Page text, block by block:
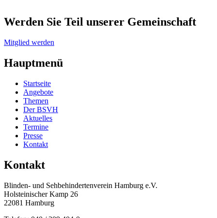
Werden Sie Teil unserer Gemeinschaft
Mitglied werden
Hauptmenü
Startseite
Angebote
Themen
Der BSVH
Aktuelles
Termine
Presse
Kontakt
Kontakt
Blinden- und Sehbehinderten­verein Hamburg e.V.
Holsteinischer Kamp 26
22081 Hamburg